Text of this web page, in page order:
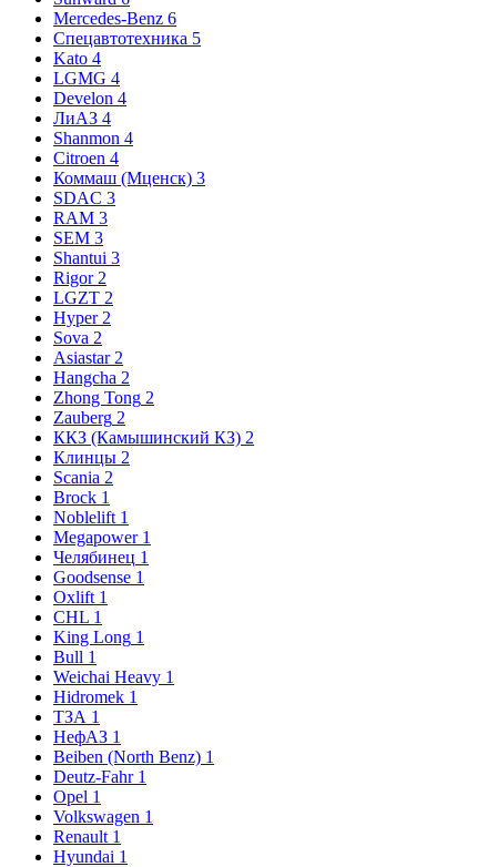
Mercedes-Benz 6
Спецавтотехника 5
Kato 4
LGMG 4
Develon 4
ЛиАЗ 4
Shanmon 4
Citroen 4
Коммаш (Мценск) 3
SDAC 3
RAM 3
SEM 3
Shantui 3
Rigor 2
LGZT 2
Hyper 2
Sova 2
Asiastar 2
Hangcha 2
Zhong Tong 2
Zauberg 2
ККЗ (Камышинский КЗ) 2
Клинцы 2
Scania 2
Brock 1
Noblelift 1
Megapower 1
Челябинец 1
Goodsense 1
Oxlift 1
CHL 1
King Long 1
Bull 1
Weichai Heavy 1
Hidromek 1
ТЗА 1
НефАЗ 1
Beiben (North Benz) 1
Deutz-Fahr 1
Opel 1
Volkswagen 1
Renault 1
Hyundai 1